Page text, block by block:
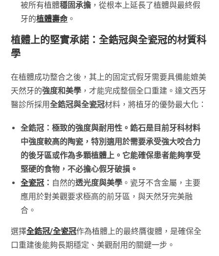
被所有植體穩固承擔 ，從根本上延長了植體與最終假
牙的植體壽命 。
植體上的堅實承諾：全鋯冠與全瓷冠的材質科
學
在植體成功整合之後，其上的固定式假牙需要具備能媲美
天然牙的強度和美學 ，才能完成整個全口重建。達文西牙
醫診所採用全鋯冠與全瓷冠材料，將植牙的優勢最大化：
全鋯冠：極致的強度與耐用性 。鋯石是目前牙科材料
中強度較高的陶瓷，特別適用於需要承受強大咬合力
的後牙區或作為多顆植體上。它能確保患者能夠享受
堅硬的食物，不必擔心假牙破損。
全瓷冠 ： 自然的透光度與美學 。瓷牙不含金屬，主要
應用於對美觀要求極高的前牙區，與天然牙完美融
合。
選擇全鋯冠/全瓷冠作為植體上的最終贋復體，是確保全
口重建後能夠長期穩定、美觀耐用的關鍵一步。